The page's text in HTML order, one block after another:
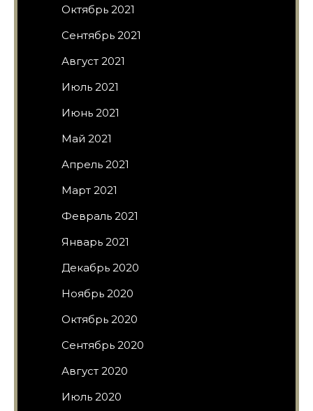
Октябрь 2021
Сентябрь 2021
Август 2021
Июль 2021
Июнь 2021
Май 2021
Апрель 2021
Март 2021
Февраль 2021
Январь 2021
Декабрь 2020
Ноябрь 2020
Октябрь 2020
Сентябрь 2020
Август 2020
Июль 2020